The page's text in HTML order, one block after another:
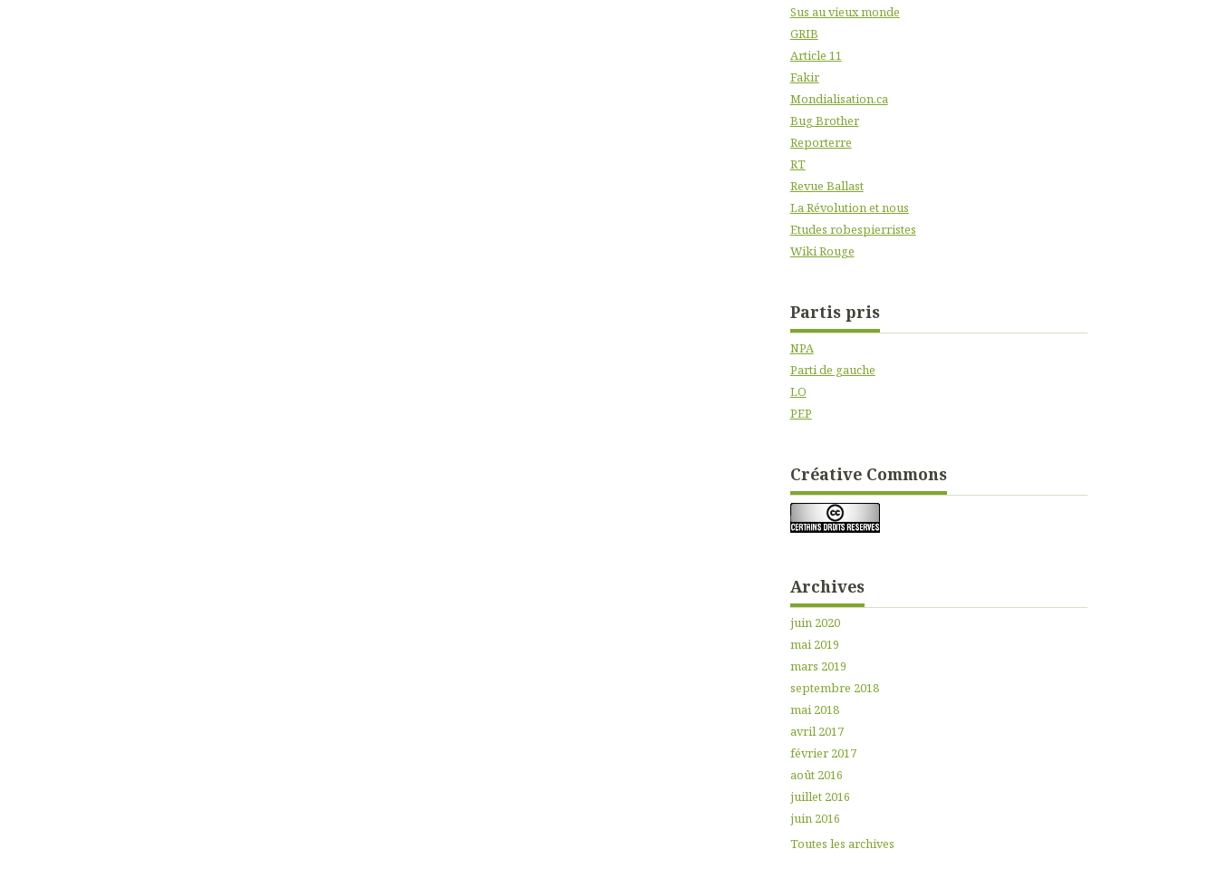
Sus au vieux monde
GRIB
Article 11
Fakir
Mondialisation.ca
Bug Brother
Reporterre
RT
Revue Ballast
La Révolution et nous
Etudes robespierristes
Wiki Rouge
Partis pris
NPA
Parti de gauche
LO
PEP
Créative Commons
Archives
juin 2020
mai 2019
mars 2019
septembre 2018
mai 2018
avril 2017
février 2017
août 2016
juillet 2016
juin 2016
Toutes les archives